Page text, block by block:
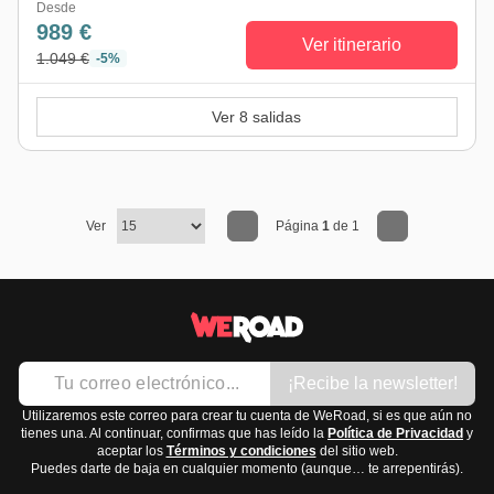
Desde
989 €
1.049 € -5%
Ver itinerario
Ver 8 salidas
Ver Página 1 de 1
¡Recibe la newsletter!
Utilizaremos este correo para crear tu cuenta de WeRoad, si es que aún no
tienes una. Al continuar, confirmas que has leído la Política de Privacidad y
aceptar los Términos y condiciones del sitio web.
Puedes darte de baja en cualquier momento (aunque… te arrepentirás).